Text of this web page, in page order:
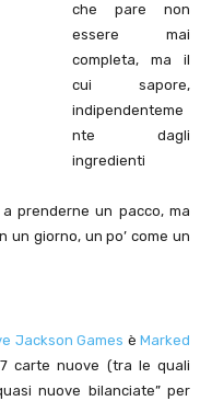
che pare non
essere mai
completa, ma il
cui sapore,
indipendenteme
nte dagli
ingredienti
prenderne un pacco, ma
giorno, un po’ come un
Jackson Games èMarked
carte nuove (tra le quali
nuove bilanciate” per